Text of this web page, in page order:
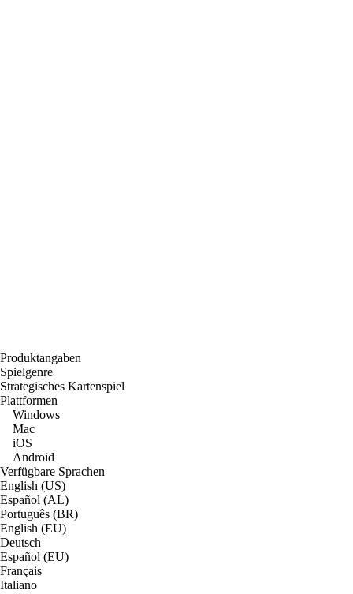
Produktangaben
Spielgenre
Strategisches Kartenspiel
Plattformen
Windows
Mac
iOS
Android
Verfügbare Sprachen
English (US)
Español (AL)
Português (BR)
English (EU)
Deutsch
Español (EU)
Français
Italiano